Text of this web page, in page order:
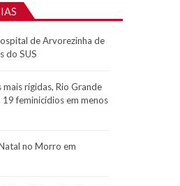
de Arvorezinha de
do SUS
mais rígidas, Rio Grande
feminicídios em menos
no Morro em